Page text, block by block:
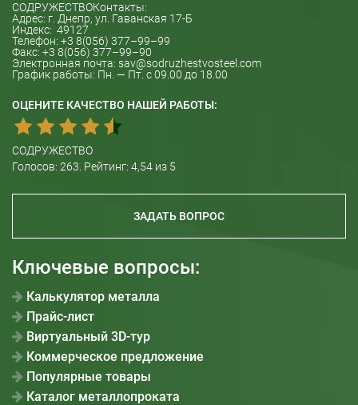
СОДРУЖЕСТВОКонтакты:
Адрес: г. Днепр, ул. Гаванская 17-Б
Индекс: 49127
Телефон: +3 8(056) 377–99–99
Факс: +3 8(056) 377–99–90
Электронная почта: sav@sodruzhestvosteel.com
График работы: Пн. — Пт. с 09.00 до 18.00
ОЦЕНИТЕ КАЧЕСТВО НАШЕЙ РАБОТЫ:
СОДРУЖЕСТВО
Голосов: 263 . Рейтинг: 4,54 из 5
ЗАДАТЬ ВОПРОС
Ключевые вопросы:
Калькулятор металла
Прайс-лист
Виртуальный 3D-тур
Коммерческое предложение
Популярные товары
Каталог металлопроката